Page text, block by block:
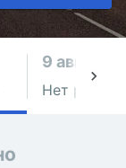
9 авг., вс
Нет рейсов